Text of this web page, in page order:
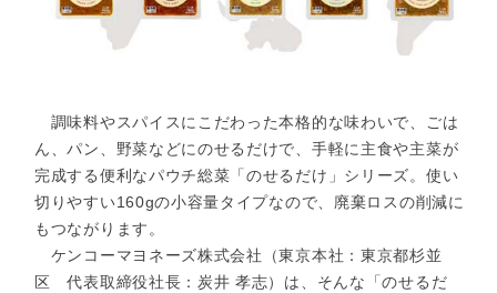
調味料やスパイスにこだわった本格的な味わいで、ごは
ん、パン、野菜などにのせるだけで、手軽に主食や主菜が
完成する便利なパウチ総菜「のせるだけ」シリーズ。使い
切りやすい160gの小容量タイプなので、廃棄ロスの削減に
もつながります。
ケンコーマヨネーズ株式会社（東京本社：東京都杉並
区 代表取締役社長：炭井 孝志）は、そんな「のせるだ